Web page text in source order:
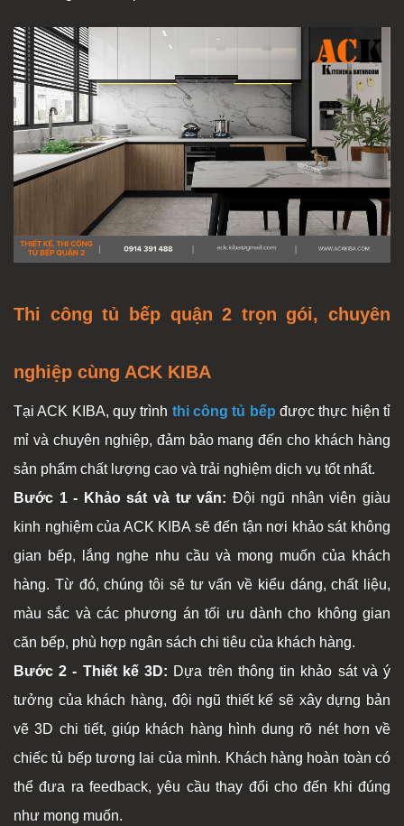
Thi công tủ bếp quận 2 trọn gói, chuyên
nghiệp cùng ACK KIBA
Tại ACK KIBA, quy trình thi công tủ bếp được thực hiện tỉ
mỉ và chuyên nghiệp, đảm bảo mang đến cho khách hàng
sản phẩm chất lượng cao và trải nghiệm dịch vụ tốt nhất.
Bước 1 - Khảo sát và tư vấn: Đội ngũ nhân viên giàu
kinh nghiệm của ACK KIBA sẽ đến tận nơi khảo sát không
gian bếp, lắng nghe nhu cầu và mong muốn của khách
hàng. Từ đó, chúng tôi sẽ tư vấn về kiểu dáng, chất liệu,
màu sắc và các phương án tối ưu dành cho không gian
căn bếp, phù hợp ngân sách chi tiêu của khách hàng.
Bước 2 - Thiết kế 3D: Dựa trên thông tin khảo sát và ý
tưởng của khách hàng, đội ngũ thiết kế sẽ xây dựng bản
vẽ 3D chi tiết, giúp khách hàng hình dung rõ nét hơn về
chiếc tủ bếp tương lai của mình. Khách hàng hoàn toàn có
thể đưa ra feedback, yêu cầu thay đổi cho đến khi đúng
như mong muốn.